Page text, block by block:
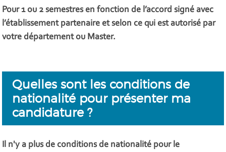
Pour 1 ou 2 semestres en fonction de l’accord signé avec
l’établissement partenaire et selon ce qui est autorisé par
votre département ou Master.
Quelles sont les conditions de
nationalité pour présenter ma
candidature ?
Il n'y a plus de conditions de nationalité pour le